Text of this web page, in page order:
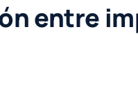
entre